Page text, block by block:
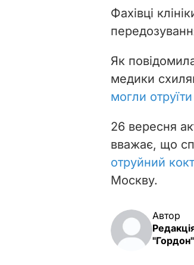
Фахівці
Як
медики
могли отруїти
26 вересня
вважає, що
отруйний
Москву.
Автор
"Гордон"